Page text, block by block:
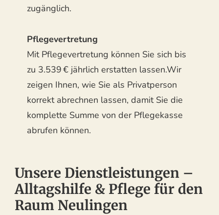
zugänglich.
Pflegevertretung
Mit Pflegevertretung können Sie sich bis
zu 3.539 € jährlich erstatten lassen.Wir
zeigen Ihnen, wie Sie als Privatperson
korrekt abrechnen lassen, damit Sie die
komplette Summe von der Pflegekasse
abrufen können.
Unsere Dienstleistungen –
Alltagshilfe & Pflege für den
Raum Neulingen